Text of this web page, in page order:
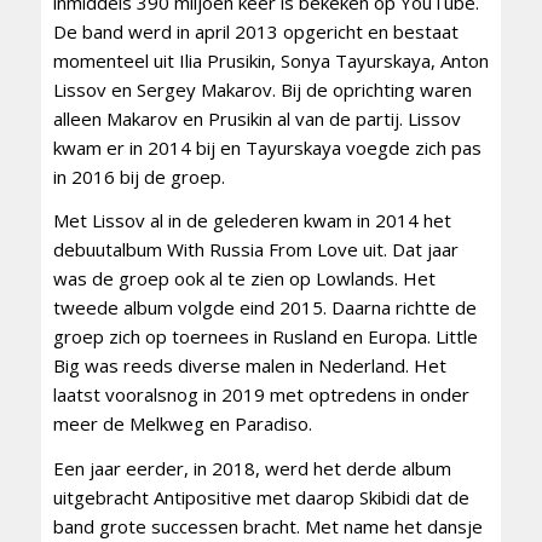
De band werd in april 2013 opgericht en bestaat
momenteel uit Ilia Prusikin, Sonya Tayurskaya, Anton
Lissov en Sergey Makarov. Bij de oprichting waren
alleen Makarov en Prusikin al van de partij. Lissov
kwam er in 2014 bij en Tayurskaya voegde zich pas
in 2016 bij de groep.
Met Lissov al in de gelederen kwam in 2014 het
debuutalbum With Russia From Love uit. Dat jaar
was de groep ook al te zien op Lowlands. Het
tweede album volgde eind 2015. Daarna richtte de
groep zich op toernees in Rusland en Europa. Little
Big was reeds diverse malen in Nederland. Het
laatst vooralsnog in 2019 met optredens in onder
meer de Melkweg en Paradiso.
Een jaar eerder, in 2018, werd het derde album
uitgebracht Antipositive met daarop Skibidi dat de
band grote successen bracht. Met name het dansje